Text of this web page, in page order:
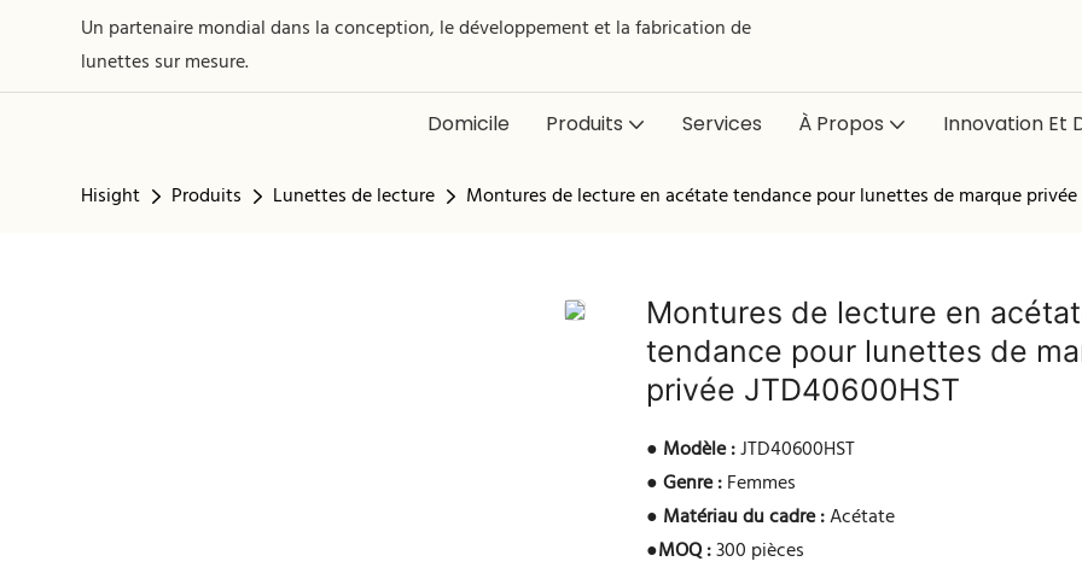
Un partenaire mondial dans la conception, le développement et la fabrication de
lunettes sur mesure.
Domicile Produits Services À Propos Innovation Et
Hisight Produits Lunettes de lecture Montures de lecture en acétate tendance pour lunettes de marque privée
Montures de lecture en
tendance pour lunettes de
privée JTD40600HST
● Modèle :JTD40600HST
●Genre :Femmes
● Matériau du cadre :Acétate
●MOQ :300 pièces